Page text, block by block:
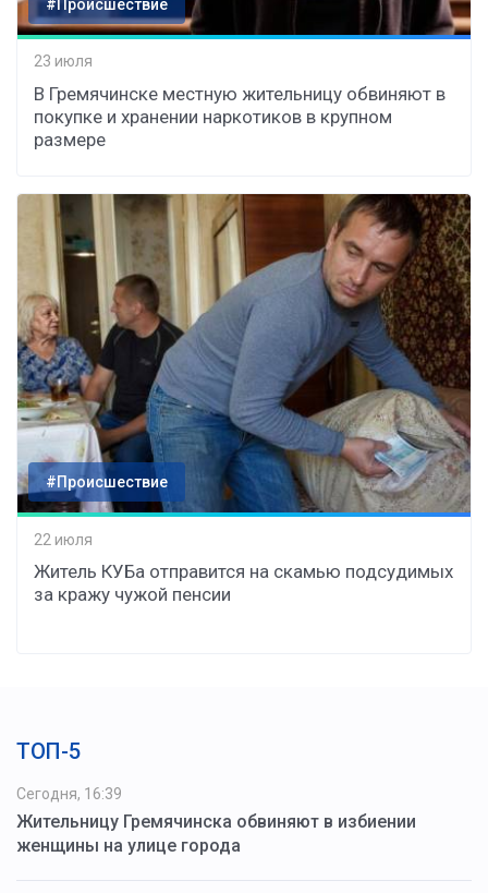
#Происшествие
23 июля
В Гремячинске местную жительницу обвиняют в
покупке и хранении наркотиков в крупном
размере
#Происшествие
22 июля
Житель КУБа отправится на скамью подсудимых
за кражу чужой пенсии
ТОП-5
Сегодня, 16:39
Жительницу Гремячинска обвиняют в избиении
женщины на улице города